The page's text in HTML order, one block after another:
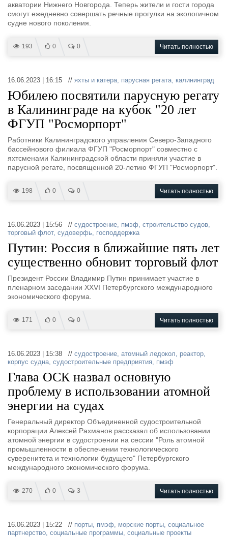
акватории Нижнего Новгорода. Теперь жители и гости города
смогут ежедневно совершать речные прогулки на экологичном
судне нового поколения.
193 0 0 Читать полностью
16.06.2023 | 16:15 // яхты и катера, парусная регата, калининград
Юбилею посвятили парусную регату
в Калининграде на кубок "20 лет
ФГУП "Росморпорт"
Работники Калининградского управления Северо-Западного
бассейнового филиала ФГУП "Росморпорт" совместно с
яхтсменами Калининградской области приняли участие в
парусной регате, посвященной 20-летию ФГУП "Росморпорт".
198 0 0 Читать полностью
16.06.2023 | 15:56 // судостроение, пмэф, строительство судов,
торговый флот, судоверфь, господдержка
Путин: Россия в ближайшие пять лет
существенно обновит торговый флот
Президент России Владимир Путин принимает участие в
пленарном заседании XXVI Петербургского международного
экономического форума.
171 0 0 Читать полностью
16.06.2023 | 15:38 // судостроение, атомный ледокол, реактор,
корпус судна, судостроительные предприятия, пмэф
Глава ОСК назвал основную
проблему в использовании атомной
энергии на судах
Генеральный директор Объединенной судостроительной
корпорации Алексей Рахманов рассказал об использовании
атомной энергии в судостроении на сессии "Роль атомной
промышленности в обеспечении технологического
суверенитета и технологии будущего" Петербургского
международного экономического форума.
270 0 3 Читать полностью
16.06.2023 | 15:22 // порты, пмэф, морские порты, социальное
партнерство, социальные программы, социальные проекты